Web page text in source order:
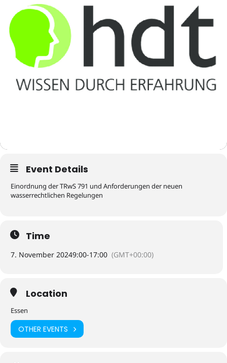
Event Details
Einordnung der TRwS 791 und Anforderungen der neuen
wasserrechtlichen Regelungen
Time
7. November 20249:00-17:00 (GMT+00:00)
Location
Essen
OTHER EVENTS